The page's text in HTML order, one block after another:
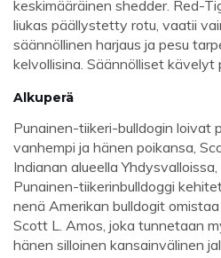
keskimääräinen shedder. Red-
liukas päällystetty rotu, vaatii
säännöllinen harjaus ja pesu
kelvollisina. Säännölliset
Alkuperä
Punainen-tiikeri-bulldogin loivat
vanhempi ja hänen poikansa,
Indianan alueella
Punainen-tiikerinbulldoggi
nenä Amerikan bulldogit
Scott L. Amos, joka tunnetaan
hänen silloinen kansainvälinen